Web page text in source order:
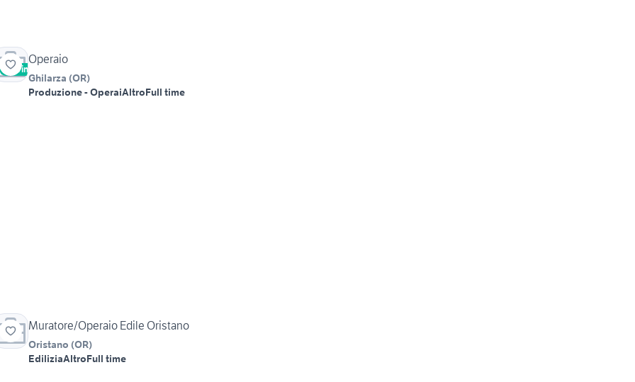
Vetrina
Operaio
Ghilarza (OR)
Produzione - OperaiAltroFull time
Muratore/Operaio Edile Oristano
Oristano (OR)
EdiliziaAltroFull time